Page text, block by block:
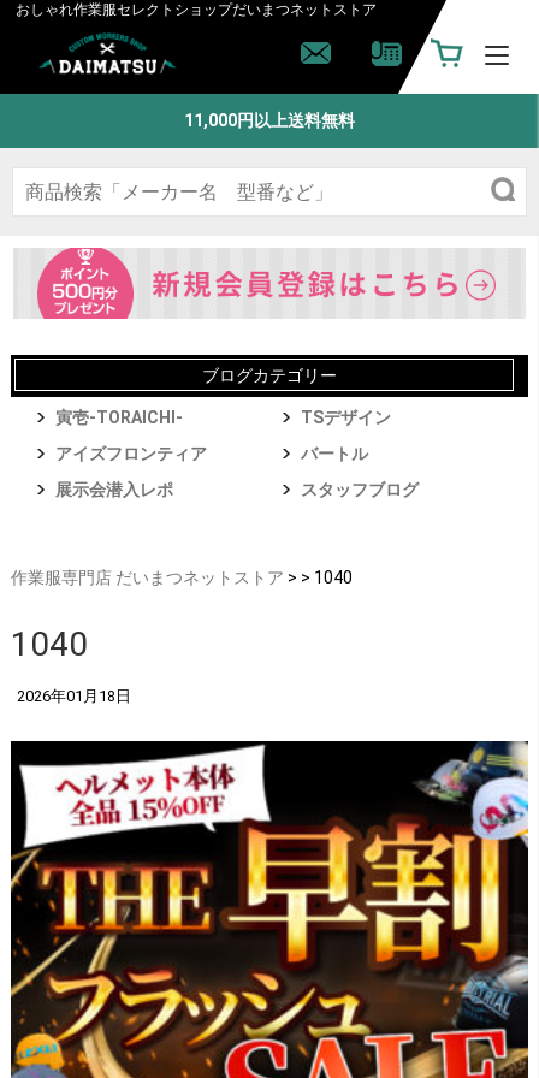
おしゃれ作業服セレクトショップだいまつネットストア
11,000円以上送料無料
ブログカテゴリー
寅壱-TORAICHI-
TSデザイン
アイズフロンティア
バートル
展示会潜入レポ
スタッフブログ
作業服専門店 だいまつネットストア > > 1040
1040
2026年01月18日